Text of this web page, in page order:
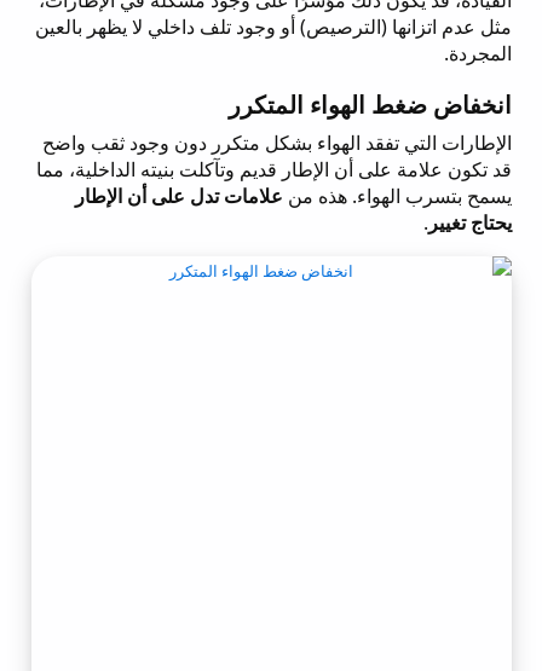
مثل عدم اتزانها (الترصيص) أو وجود تلف داخلي لا يظهر بالعين
المجردة.
انخفاض ضغط الهواء المتكرر
الإطارات التي تفقد الهواء بشكل متكرر دون وجود ثقب واضح
قد تكون علامة على أن الإطار قديم وتآكلت بنيته الداخلية، مما
يسمح بتسرب الهواء. هذه من علامات تدل على أن الإطار
يحتاج تغيير .